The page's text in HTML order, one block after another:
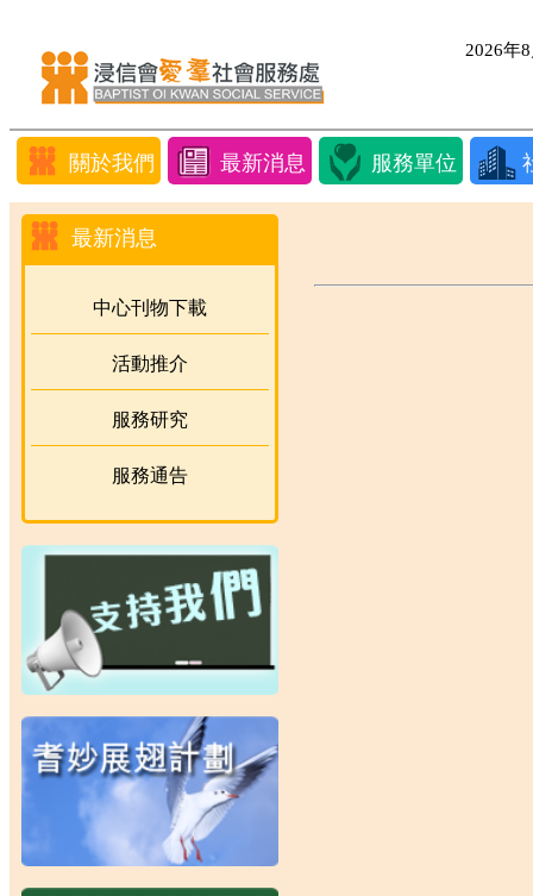
2026年
關於我們 最新消息 服務單位
最新消息
中心刊物下載
活動推介
服務研究
服務通告